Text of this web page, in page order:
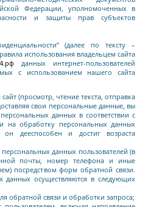
Федерации, уполномоченных в
и защиты прав субъектов
(далее по тексту –
использования владельцем сайта
данных интернет-пользователей
с использованием нашего сайта
(просмотр, чтение текста, отправка
свои персональные данные, вы
данных в соответствии с
на обработку персональных данных
он дееспособен и достиг возраста
персональных данных пользователей (в
почты, номер телефона и иные
посредством форм обратной связи.
осуществляются в следующих
обратной связи и обработки запроса;